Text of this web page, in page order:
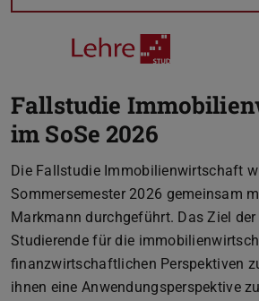
Fallstudie
im SoSe 2026
Die Fallstudie Immobilienwirtschaft
Sommersemester 2026 gemeinsam
Markmann durchgeführt. Das Ziel
Studierende für die
finanzwirtschaftlichen Perspektiven
ihnen eine Anwendungsperspektive